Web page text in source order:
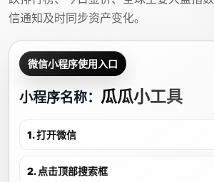
信通知及时同步资产变化。
微信小程序使用入口
小程序名称： 瓜瓜小工具
1. 打开微信
2. 点击顶部搜索框